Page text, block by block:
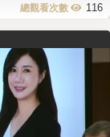
116